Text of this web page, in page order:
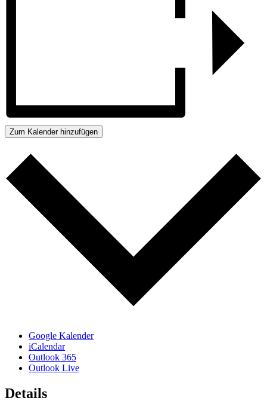
Zum Kalender hinzufügen
Google Kalender
iCalendar
Outlook 365
Outlook Live
Details